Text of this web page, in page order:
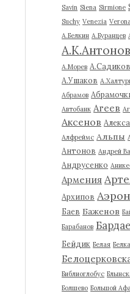
Savin Siena Sirmione
Suchy Venezia Verona
А.Белкин А.Буранцев
А.К.Антонов
А.Морев А.Садиков
А.Ушаков
Абрамов
Автобанк Агеев
Аксенов
Алфреймс Альпы
Антонов Андрей
Андрусенко
Армения
Архипов
Баев Баженов
Барабанов
Бейдик Белая
Библиоглобус
Болшево Большой